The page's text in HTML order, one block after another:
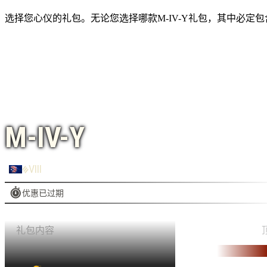
选择您心仪的礼包。无论您选择哪款M-IV-Y礼包，其中必定
M-IV-Y
VIII
优惠已过期
礼包内容